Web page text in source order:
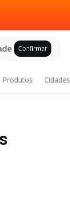
Confirmar
Produtos Cidades